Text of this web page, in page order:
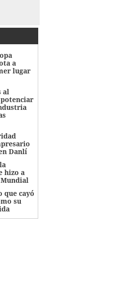
a
lugar
al
potenciar
Danlí
hizo a
que cayó
su